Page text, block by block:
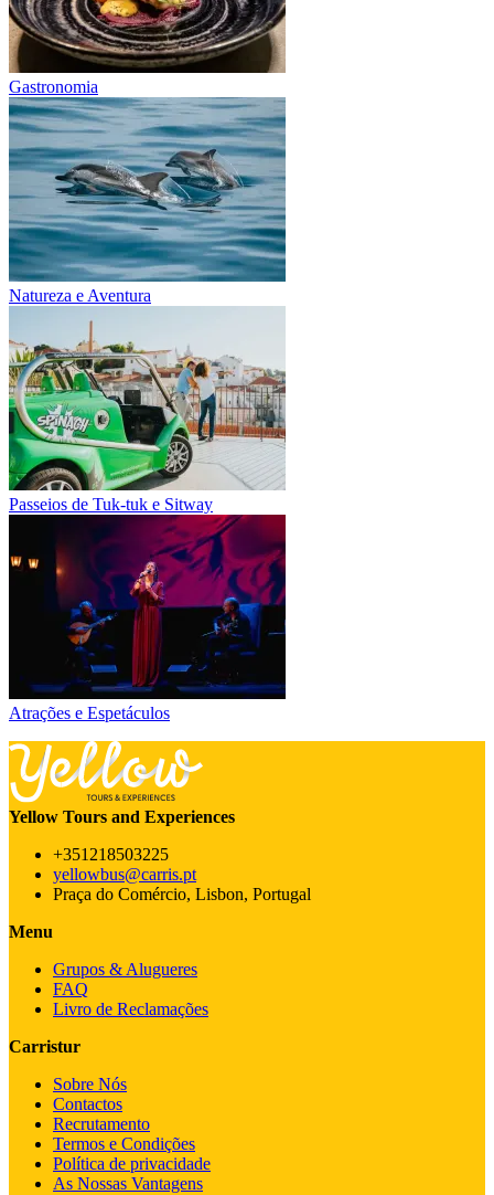
Gastronomia
Natureza e Aventura
Passeios de Tuk-tuk e Sitway
Atrações e Espetáculos
Yellow Tours and Experiences
+351218503225
yellowbus@carris.pt
Praça do Comércio, Lisbon, Portugal
Menu
Grupos & Alugueres
FAQ
Livro de Reclamações
Carristur
Sobre Nós
Contactos
Recrutamento
Termos e Condições
Política de privacidade
As Nossas Vantagens